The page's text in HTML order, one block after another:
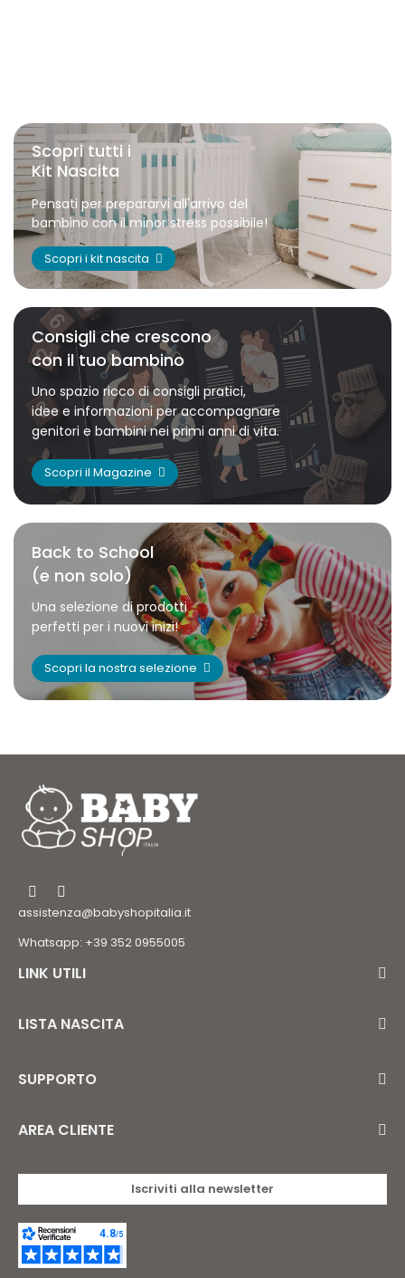
Scopri tutti i
Kit Nascita
Pensati per prepararvi all'arrivo del
bambino con il minor stress possibile!
Scopri i kit nascita
Consigli che crescono
con il tuo bambino
Uno spazio ricco di consigli pratici,
idee e informazioni per accompagnare
genitori e bambini nei primi anni di vita.
Scopri il Magazine
Back to School
(e non solo)
Una selezione di prodotti
perfetti per i nuovi inizi!
Scopri la nostra selezione
assistenza@babyshopitalia.it
Whatsapp: +39 352 0955005
LINK UTILI
LISTA NASCITA
SUPPORTO
AREA CLIENTE
Iscriviti alla newsletter